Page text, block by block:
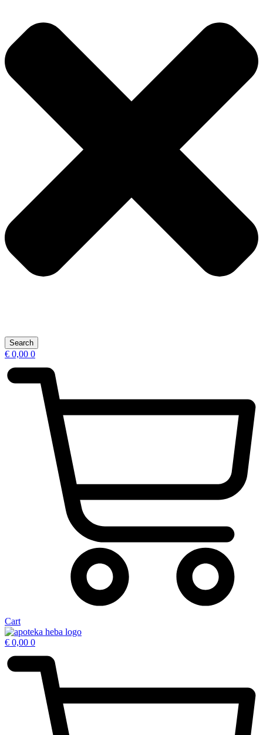
Search
€ 0,00 0
Cart
€ 0,00 0